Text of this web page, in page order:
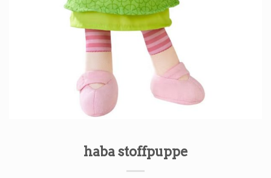
haba stoffpuppe